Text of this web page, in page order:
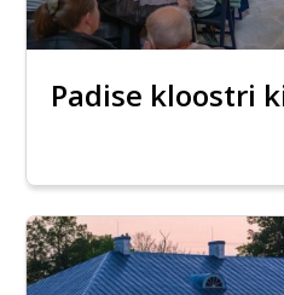
Padise kloostri